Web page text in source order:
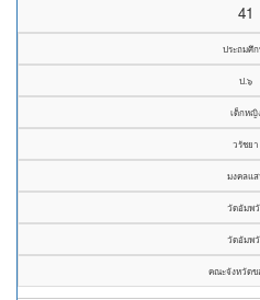
41
ประถมศึ
ป.๖
เด็กหญิ
วรัชยา
มงคลแ
วัดอัมพ
วัดอัมพ
คณะจังหวัดข